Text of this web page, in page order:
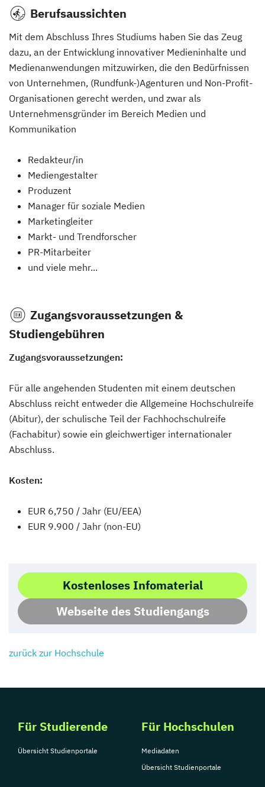
Berufsaussichten
Mit dem Abschluss Ihres Studiums haben Sie das Zeug
dazu, an der Entwicklung innovativer Medieninhalte und
Medienanwendungen mitzuwirken, die den Bedürfnissen
von Unternehmen, (Rundfunk-)Agenturen und Non-Profit-
Organisationen gerecht werden, und zwar als
Unternehmensgründer im Bereich Medien und
Kommunikation
Redakteur/in
Mediengestalter
Produzent
Manager für soziale Medien
Marketingleiter
Markt- und Trendforscher
PR-Mitarbeiter
und viele mehr...
Zugangsvoraussetzungen &
Studiengebühren
Zugangsvoraussetzungen:
Für alle angehenden Studenten mit einem deutschen
Abschluss reicht entweder die Allgemeine Hochschulreife
(Abitur), der schulische Teil der Fachhochschulreife
(Fachabitur) sowie ein gleichwertiger internationaler
Abschluss.
Kosten:
EUR 6,750 / Jahr (EU/EEA)
EUR 9.900 / Jahr (non-EU)
Kostenloses Infomaterial
Webseite des Studiengangs
zurück zur Hochschule
Für Studierende
Übersicht Studienportale
Für Hochschulen
Mediadaten
Übersicht Studienportale